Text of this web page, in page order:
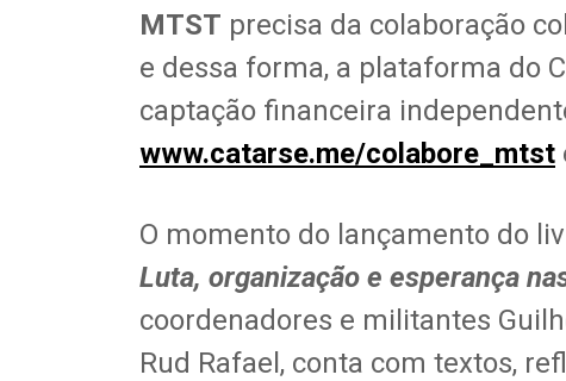
MTST precisa da colaboração
e dessa forma, a plataforma do
captação financeira
www.catarse.me/colabore_mtst
O momento do lançamento do
Luta, organização e esperança
coordenadores e militantes
Rud Rafael, conta com textos,